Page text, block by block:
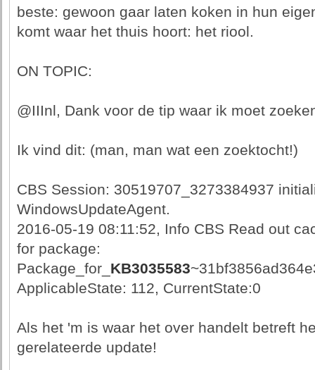
beste: gewoon gaar laten koken in hun
komt waar het thuis hoort: het riool.
ON TOPIC:
@IIInl, Dank voor de tip waar ik moet
Ik vind dit: (man, man wat een zoektocht!)
CBS Session: 30519707_3273384937
WindowsUpdateAgent.
2016-05-19 08:11:52, Info CBS Read out
for package:
Package_for_ KB3035583
ApplicableState: 112, CurrentState:0
Als het 'm is waar het over handelt betreft
gerelateerde update!